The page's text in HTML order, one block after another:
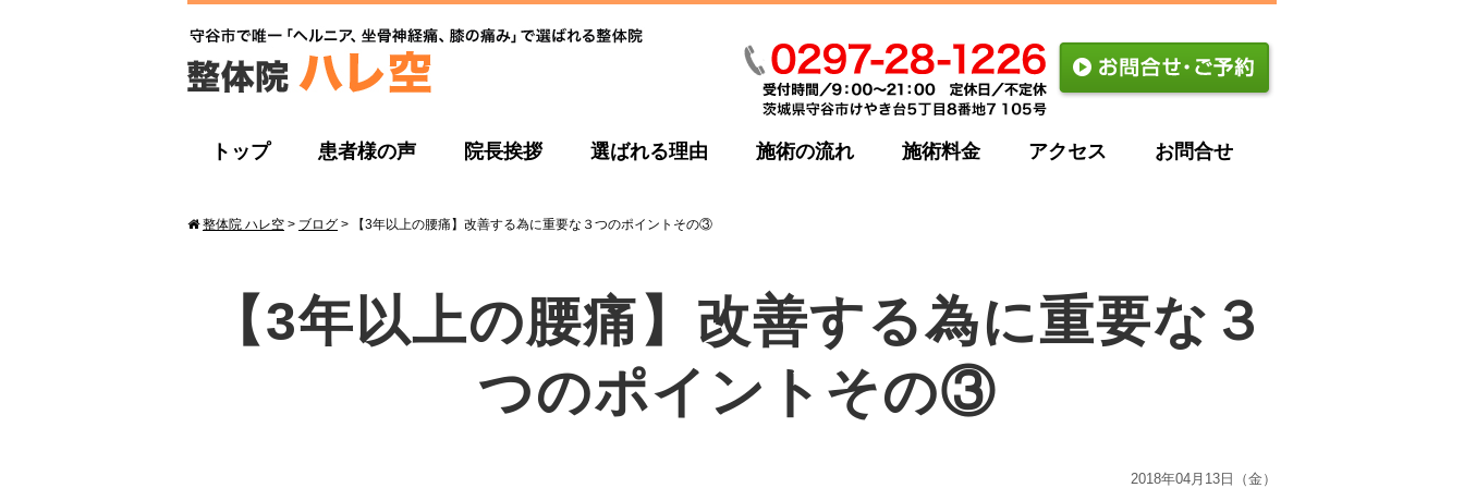
トップ 患者様の声 院長挨拶 選ばれる理由 施術の流れ 施術料金 アクセス お問合せ
整体院 ハレ空 > ブログ > 【3年以上の腰痛】改善する為に重要な３つのポイントその③
【3年以上の腰痛】改善する為に重要な３
つのポイントその③
2018年04月13日（金）